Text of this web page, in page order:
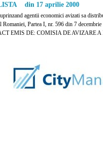
din 17 aprilie 2000
agentii economici avizati sa
Romaniei, Partea I, nr. 596 din 7
EMIS DE: COMISIA DE AVIZARE